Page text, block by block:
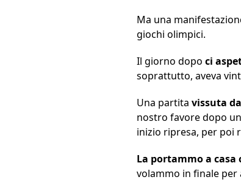
Ma una
giochi olimpici.
Il giorno dopo ci
soprattutto, aveva
Una partita vissuta
nostro favore dopo
inizio ripresa, per poi
La portammo a casa
volammo in finale per